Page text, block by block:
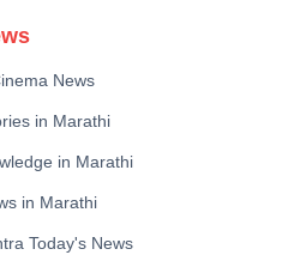
News
in Marathi
in Marathi
in Marathi
Today's News